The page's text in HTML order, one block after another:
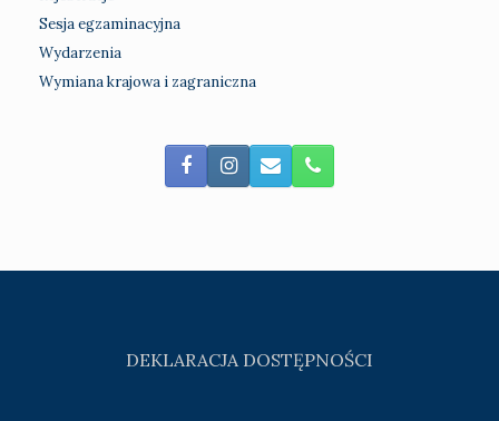
Sesja egzaminacyjna
Wydarzenia
Wymiana krajowa i zagraniczna
DEKLARACJA DOSTĘPNOŚCI